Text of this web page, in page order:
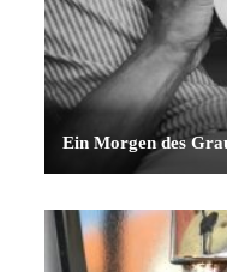
Ein Morgen des